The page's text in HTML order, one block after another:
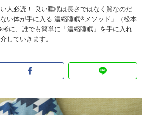
人必読！ 良い睡眠は長さではなく質なのだ
い体が手に入る 濃縮睡眠®メソッド」（松本
に、誰でも簡単に「濃縮睡眠」を手に入れ
していきます。